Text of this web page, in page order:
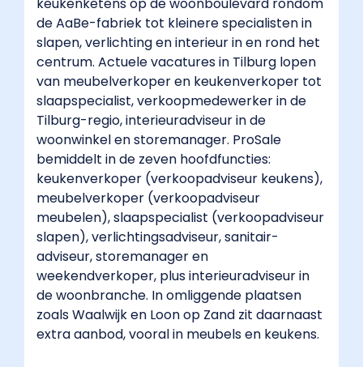
keukenketens op de woonboulevard rondom
de AaBe-fabriek tot kleinere specialisten in
slapen, verlichting en interieur in en rond het
centrum. Actuele vacatures in Tilburg lopen
van meubelverkoper en keukenverkoper tot
slaapspecialist, verkoopmedewerker in de
Tilburg-regio, interieuradviseur in de
woonwinkel en storemanager. ProSale
bemiddelt in de zeven hoofdfuncties:
keukenverkoper (verkoopadviseur keukens),
meubelverkoper (verkoopadviseur
meubelen), slaapspecialist (verkoopadviseur
slapen), verlichtingsadviseur, sanitair-
adviseur, storemanager en
weekendverkoper, plus interieuradviseur in
de woonbranche. In omliggende plaatsen
zoals Waalwijk en Loon op Zand zit daarnaast
extra aanbod, vooral in meubels en keukens.